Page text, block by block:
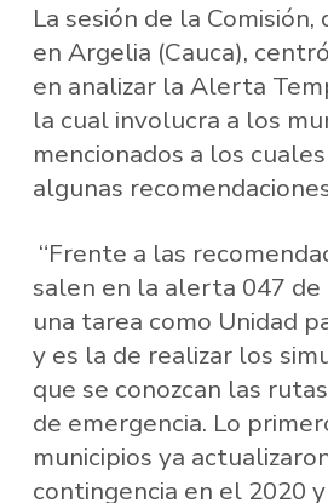
La sesión de la Comisión,
en Argelia (Cauca),
en analizar la Alerta
la cual involucra a los
mencionados a los
algunas
“Frente a las
salen en la alerta 047
una tarea como Unidad
y es la de realizar los
que se conozcan las
de emergencia. Lo
municipios ya
contingencia en el 2020